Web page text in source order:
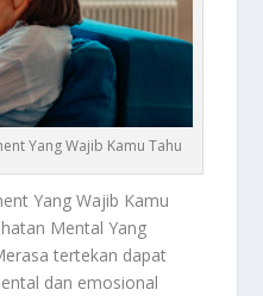
Yang Wajib Kamu Tahu
Yang Wajib Kamu
Mental Yang
tertekan dapat
dan emosional